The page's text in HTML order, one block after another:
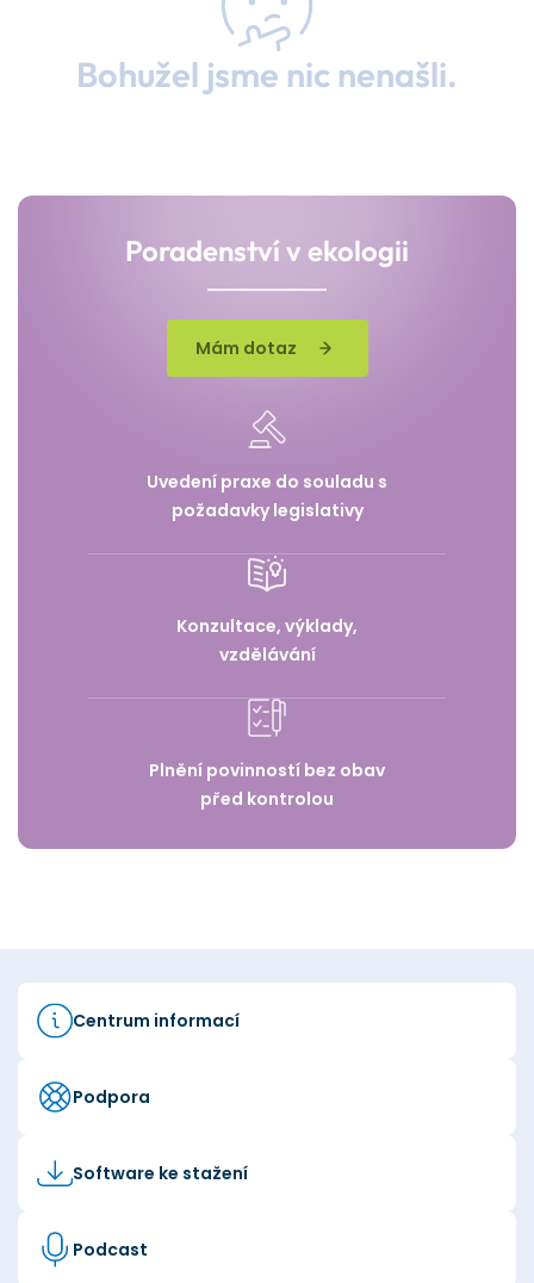
Bohužel jsme nic nenašli.
Poradenství v ekologii
Mám dotaz
Uvedení praxe do souladu s
požadavky legislativy
Konzultace, výklady,
vzdělávání
Plnění povinností bez obav
před kontrolou
Centrum informací
Podpora
Software ke stažení
Podcast